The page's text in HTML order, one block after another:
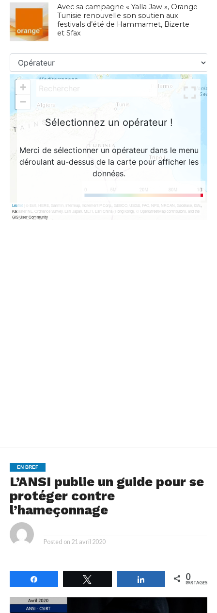
Avec sa campagne « Yalla Jaw », Orange
Tunisie renouvelle son soutien aux
festivals d’été de Hammamet, Bizerte
et Sfax
EN BREF
L’ANSI publie un guide pour se
protéger contre
l’hameçonnage
Posted on 21 avril 2020
Partagez 0
PARTAGES